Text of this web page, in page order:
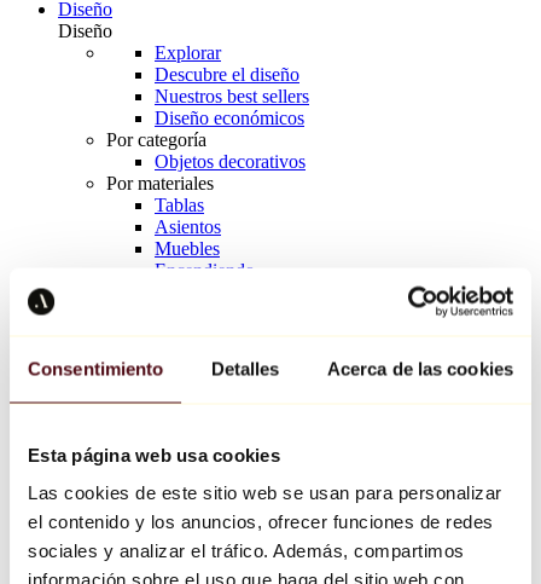
Consentimiento Detalles Acerca de las cookies
Esta página web usa cookies
Las cookies de este sitio web se usan para personalizar
el contenido y los anuncios, ofrecer funciones de redes
sociales y analizar el tráfico. Además, compartimos
información sobre el uso que haga del sitio web con
Diseño
Diseño
Explorar
Descubre el diseño
Nuestros best sellers
Diseño económicos
Por categoría
Objetos decorativos
Por materiales
Tablas
Asientos
Muebles
Encendiendo
Richard Orlinski
Keith Haring
Jeff Koons
Jean-Michel Basquiat
Todos los diseñadores
Obra de la semana